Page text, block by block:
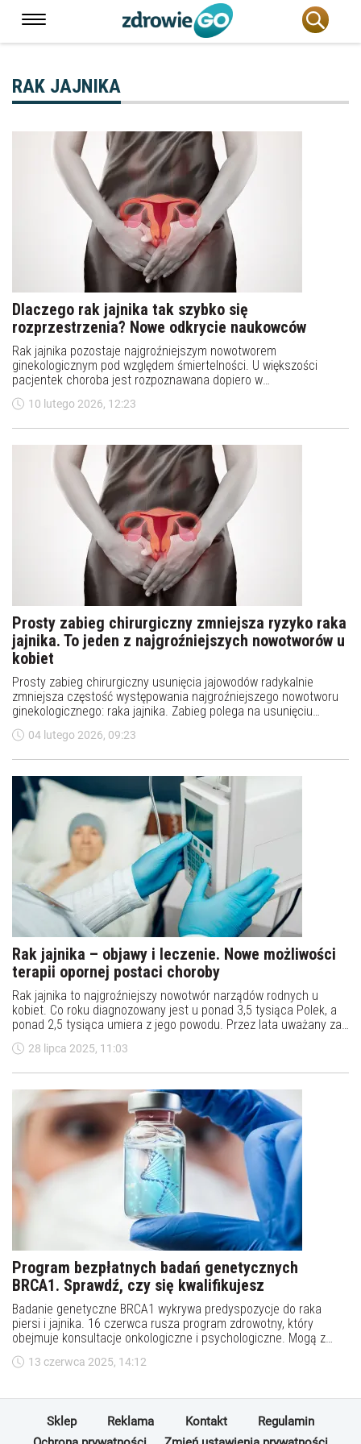
RAK JAJNIKA
Dlaczego rak jajnika tak szybko się
rozprzestrzenia? Nowe odkrycie naukowców
Rak jajnika pozostaje najgroźniejszym nowotworem
ginekologicznym pod względem śmiertelności. U większości
pacjentek choroba jest rozpoznawana dopiero w
zaawansowanym stadium, kiedy zdążyła już rozprzestrzenić się
w obrębie jamy brzusznej. Najnowsze badania opublikowane w
jednocześnie otwierają drogę do nowych metod leczenia.
10 lutego 2026, 12:23
Prosty zabieg chirurgiczny zmniejsza ryzyko raka
jajnika. To jeden z najgroźniejszych nowotworów u
kobiet
Prosty zabieg chirurgiczny usunięcia jajowodów radykalnie
zmniejsza częstość występowania najgroźniejszego nowotworu
ginekologicznego: raka jajnika. Zabieg polega na usunięciu
jajowodów u pacjentki, która jest już poddawana rutynowej
operacji ginekologicznej, takiej jak histerektomia lub podwiązanie
04 lutego 2026, 09:23
Rak jajnika – objawy i leczenie. Nowe możliwości
terapii opornej postaci choroby
Rak jajnika to najgroźniejszy nowotwór narządów rodnych u
kobiet. Co roku diagnozowany jest u ponad 3,5 tysiąca Polek, a
ponad 2,5 tysiąca umiera z jego powodu. Przez lata uważany za
"cichego zabójcę", dziś daje coraz większe szanse na długą
remisję – nawet w przypadku oporności na standardowe
28 lipca 2025, 11:03
Program bezpłatnych badań genetycznych
BRCA1. Sprawdź, czy się kwalifikujesz
Badanie genetyczne BRCA1 wykrywa predyspozycje do raka
piersi i jajnika. 16 czerwca rusza program zdrowotny, który
obejmuje konsultacje onkologiczne i psychologiczne. Mogą z
niego skorzystać mieszkanki Częstochowy.
13 czerwca 2025, 14:12
Sklep Reklama Kontakt
Regulamin